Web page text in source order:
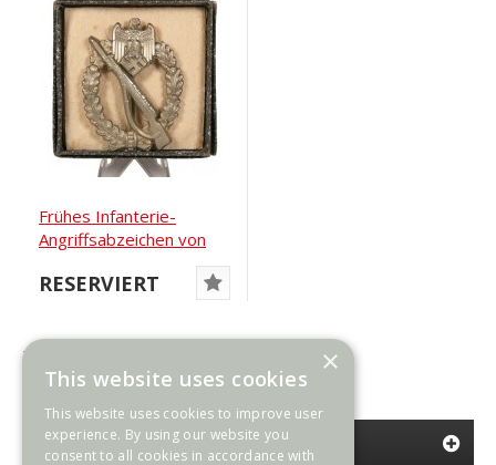
Frühes Infanterie-
Angriffsabzeichen von
RESERVIERT
Zeige 1 bis 23 von 23 (1 Seite(n))
KATEGORIEN
×
This website uses cookies
This website uses cookies to improve user
experience. By using our website you
consent to all cookies in accordance with